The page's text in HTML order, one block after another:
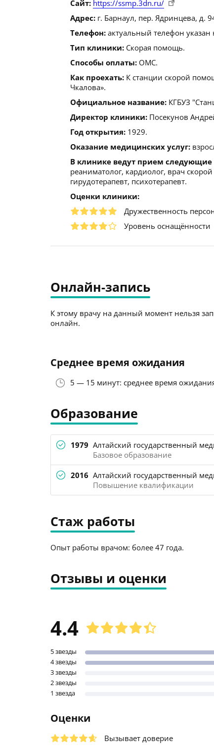
Сайт: https://ssmp.3dn.ru/
Адрес: г. Барнаул, пер. Ядринцева, д.
Телефон: актуальный телефон указан
Тип клиники: Скорая помощь.
Способы оплаты: ОМС.
Как проехать: К станции скорой
Чкалова».
Официальное название: КГБУЗ
Директор клиники: Посекунов
Год открытия: 1929.
Оказание медицинских услуг:
В клинике ведут прием следующие
реаниматолог, кардиолог, врач
гирудотерапевт, психотерапевт.
Оценки клиники:
Дружественность
Уровень оснащённости
Онлайн-запись
К этому врачу на данный момент нельзя
онлайн.
Среднее время ожидания
5 — 15 минут: среднее время
Образование
1979 Алтайский государственный
Базовое образование
2016 Алтайский государственный
Повышение квалификации
Стаж работы
Опыт работы врачом: более 47 года.
Отзывы и оценки
4.4
5 звезды
4 звезды
3 звезды
2 звезды
1 звезда
Оценки
Вызывает доверие